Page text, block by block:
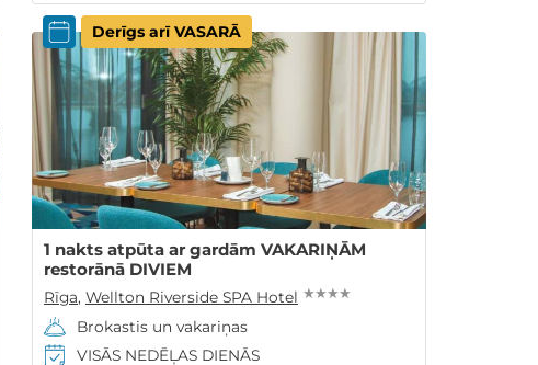
Derīgs arī VASARĀ
1 nakts atpūta ar gardām VAKARIŅĀM
restorānā DIVIEM
Rīga, Wellton Riverside SPA Hotel ★ ★ ★ ★
Brokastis un vakariņas
VISĀS NEDĒĻAS DIENĀS